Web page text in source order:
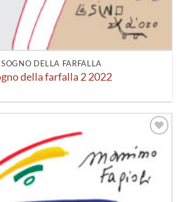
DELLA FARFALLA
della farfalla 2 2022
alla lista
dei
desideri